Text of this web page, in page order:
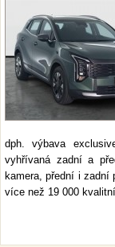
dph. výbava
vyhřívaná zadní a
kamera, přední i zadní
více než 19 000